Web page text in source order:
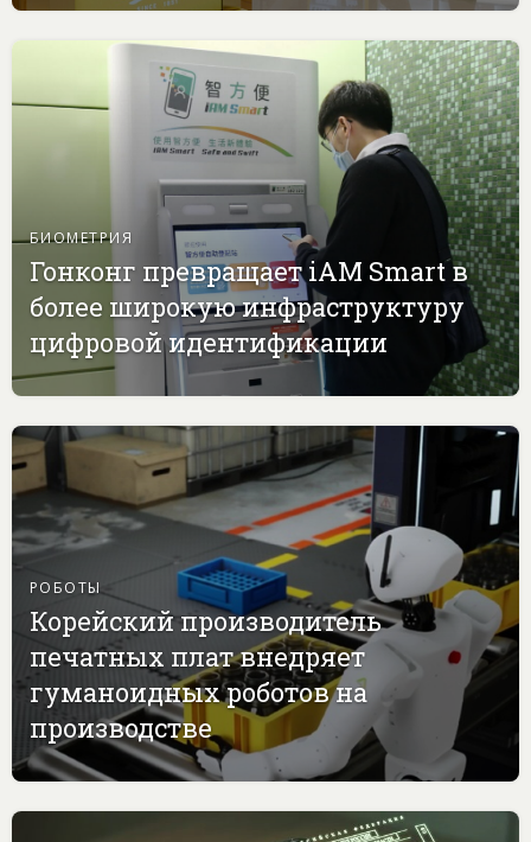
БИОМЕТРИЯ
Гонконг превращает iAM Smart в
более широкую инфраструктуру
цифровой идентификации
РОБОТЫ
Корейский производитель
печатных плат внедряет
гуманоидных роботов на
производстве